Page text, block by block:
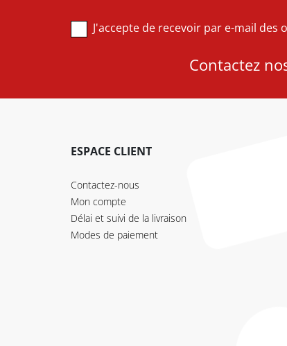
J'accepte de recevoir par e-mail des
Contactez
ESPACE CLIENT
Contactez-nous
Mon compte
Délai et suivi de la livraison
Modes de paiement